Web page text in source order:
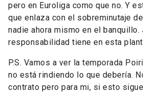
pero en Euroliga como que no. Y
que enlaza con el sobreminutaje
nadie ahora mismo en el banquillo.
responsabilidad tiene en esta
P.S. Vamos a ver la temporada
no está rindiendo lo que debería.
contrato pero para mi, si esto